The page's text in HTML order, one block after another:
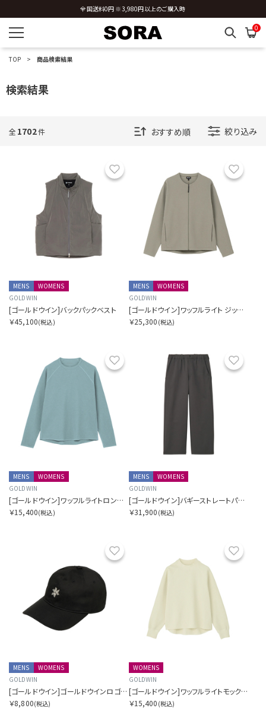
全国送料0円 ※3,980円以上のご購入時
0
TOP 商品検索結果
検索結果
全 1702件 絞り込み
お気に入り
MENS
WOMENS
GOLDWIN
[ゴールドウイン]バックパックベスト
￥45,100(税込)
MENS
WOMENS
GOLDWIN
[ゴールドウイン]ワッフルライト ジップ カーディガン
￥25,300 (税込)
お気に入り
MENS
WOMENS
GOLDWIN
[ゴールドウイン]ワッフルライトロングスリーブティーシャツ
￥15,400(税込)
MENS
WOMENS
GOLDWIN
[ゴールドウイン]バギーストレートパンツ
￥31,900 (税込)
お気に入り
MENS
WOMENS
GOLDWIN
[ゴールドウイン]ゴールドウインロゴコットンキャップ
￥8,800(税込)
WOMENS
GOLDWIN
[ゴールドウイン]ワッフルライトモックネックロングスリーブティーシャツ
￥15,400 (税込)